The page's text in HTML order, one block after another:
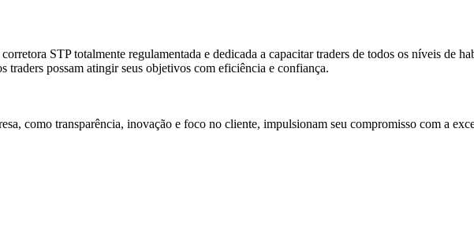
STP totalmente regulamentada e dedicada a capacitar traders de todos os níveis de
traders possam atingir seus objetivos com eficiência e confiança.
como transparência, inovação e foco no cliente, impulsionam seu compromisso com a